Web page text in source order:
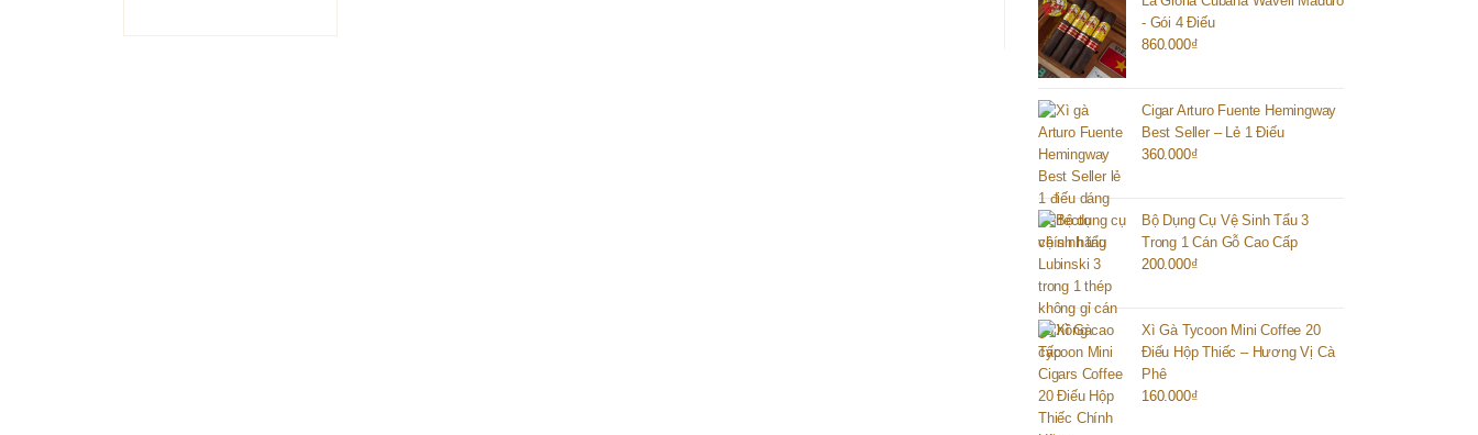
- Gói 4 Điếu
860.000₫
Cigar Arturo Fuente Hemingway
Best Seller – Lẻ 1 Điếu
360.000₫
Bộ Dụng Cụ Vệ Sinh Tẩu 3
Trong 1 Cán Gỗ Cao Cấp
200.000₫
Xì Gà Tycoon Mini Coffee 20
Điếu Hộp Thiếc – Hương Vị Cà
Phê
160.000₫